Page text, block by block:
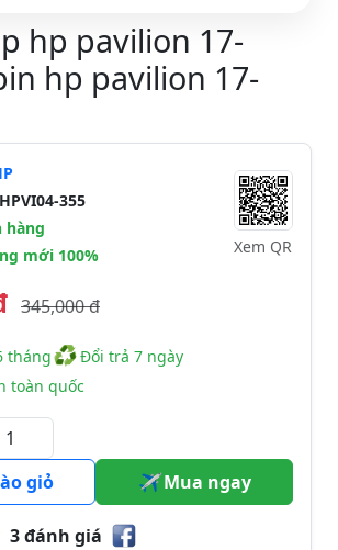
hp pavilion 17-
hp pavilion 17-
355
hàng
mới 100% Xem QR
345,000 đ
tháng♻Đổi trả 7 ngày
toàn quốc
giỏ
Mua ngay
3 đánh giá